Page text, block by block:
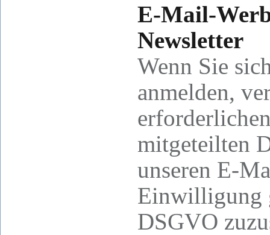
E-Mail-
Newsletter
Wenn Sie
anmelden,
mitgeteilten
unseren E-
Einwilligung
DSGVO